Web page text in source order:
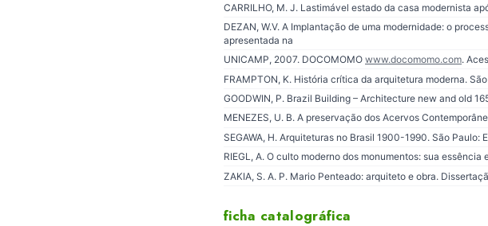
CARRILHO, M. J. Lastimável estado da casa modernista
DEZAN, W.V. A Implantação de uma modernidade: o
apresentada na
UNICAMP, 2007. DOCOMOMO www.docomomo.com.
FRAMPTON, K. História crítica da arquitetura moderna.
GOODWIN, P. Brazil Building – Architecture new and old
MENEZES, U. B. A preservação dos Acervos
SEGAWA, H. Arquiteturas no Brasil 1900-1990. São Paulo:
RIEGL, A. O culto moderno dos monumentos: sua
ZAKIA, S. A. P. Mario Penteado: arquiteto e obra.
ficha catalográfica